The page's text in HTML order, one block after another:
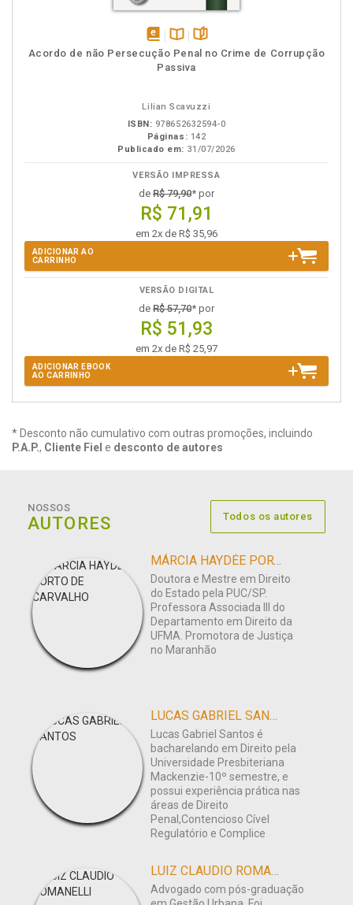
disponível
em
Disponível
na
páginas
Acordo de não Persecução Penal no Crime de Corrupção
Passiva
Lilian Scavuzzi
ISBN: 978652632594-0
Páginas: 142
Publicado em: 31/07/2026
VERSÃO IMPRESSA
de R$ 79,90* por
R$ 71,91
em 2x de R$ 35,96
ADICIONAR AO
CARRINHO
VERSÃO DIGITAL
de R$ 57,70* por
R$ 51,93
em 2x de R$ 25,97
ADICIONAR EBOOK
AO CARRINHO
* Desconto não cumulativo com outras promoções, incluindo
P.A.P., Cliente Fiel e desconto de autores
NOSSOS
AUTORES Todos os autores
MÁRCIA HAYDÉE PORTO DE CARVALHO
Doutora e Mestre em Direito
do Estado pela PUC/SP.
Professora Associada III do
Departamento em Direito da
UFMA. Promotora de Justiça
no Maranhão
LUCAS GABRIEL SANTOS
Lucas Gabriel Santos é
bacharelando em Direito pela
Universidade Presbiteriana
Mackenzie-10º semestre, e
possui experiência prática nas
áreas de Direito
Penal,Contencioso Cível
Regulatório e Complice
LUIZ CLAUDIO ROMANELLI
Advogado com pós-graduação